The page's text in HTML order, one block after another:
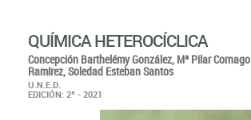
QUÍMICA HETEROCÍCLICA
Concepción Barthelémy González, Mª Pilar Cornago
Ramírez,Soledad Esteban Santos
U.N.E.D.
EDICIÓN: 2ª - 2021